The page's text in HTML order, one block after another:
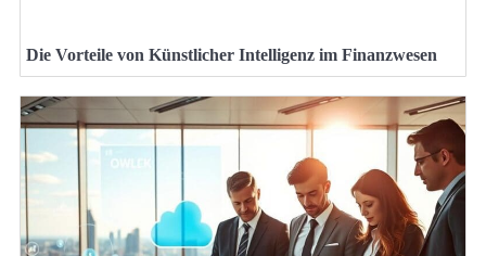
Die Vorteile von Künstlicher Intelligenz im Finanzwesen